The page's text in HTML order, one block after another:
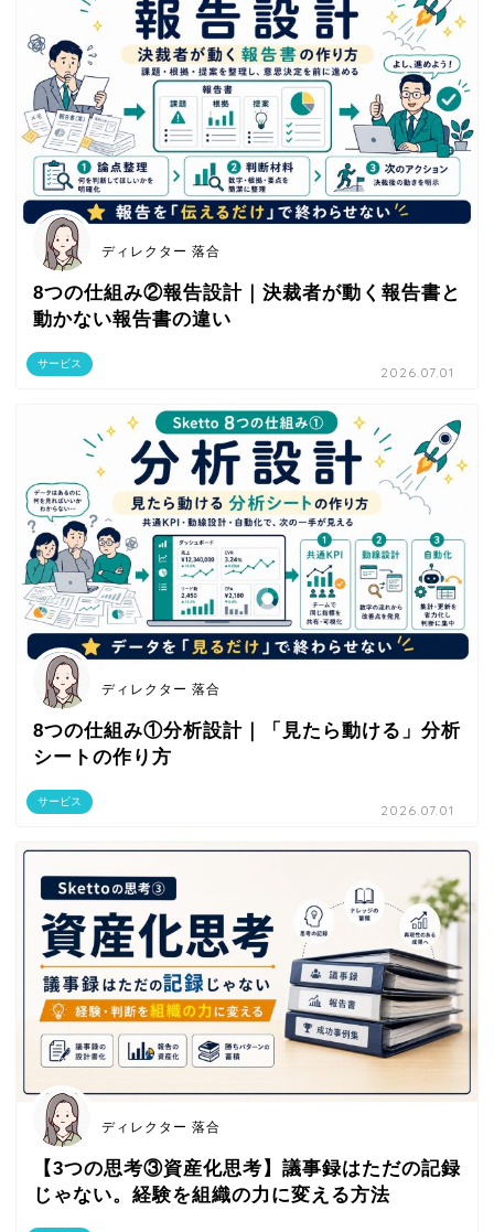
サービス
ディレクター 落合
8つの仕組み②報告設計｜決裁者が動く報告書と
動かない報告書の違い
2026.07.01
サービス
ディレクター 落合
8つの仕組み①分析設計｜「見たら動ける」分析
シートの作り方
2026.07.01
ディレクター 落合
【3つの思考③資産化思考】議事録はただの記録
じゃない。経験を組織の力に変える方法